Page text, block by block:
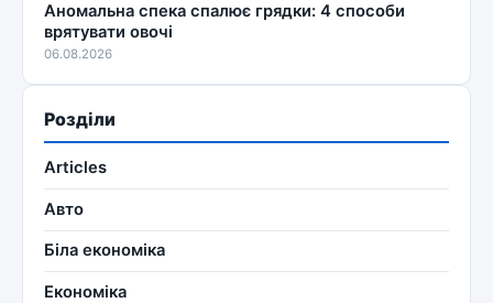
Аномальна спека спалює грядки: 4 способи
врятувати овочі
06.08.2026
Розділи
Articles
Авто
Біла економіка
Економіка